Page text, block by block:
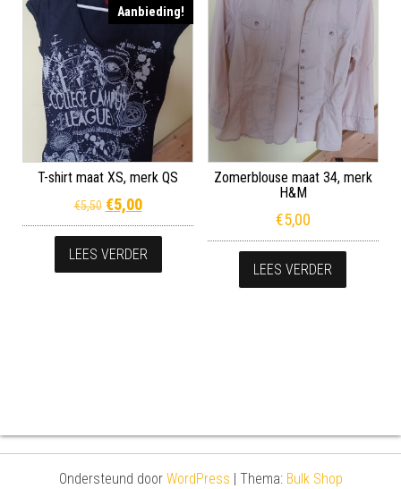
Aanbieding!
T-shirt maat XS, merk QS
€5,50 Oorspronkelijke prijs was: €5,50.
€5,00Huidige prijs is: €5,00.
LEES VERDER
Zomerblouse maat 34, merk
H&M
€5,00
LEES VERDER
Ondersteund door WordPress | Thema: Bulk Shop